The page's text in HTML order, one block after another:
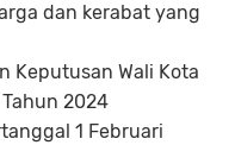
dan kerabat yang
Keputusan Wali Kota
2024
1 Februari